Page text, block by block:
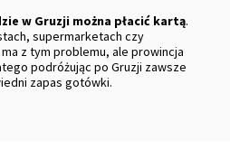
w Gruzji można płacić kartą.
supermarketach czy
z tym problemu, ale prowincja
podróżując po Gruzji zawsze
zapas gotówki.